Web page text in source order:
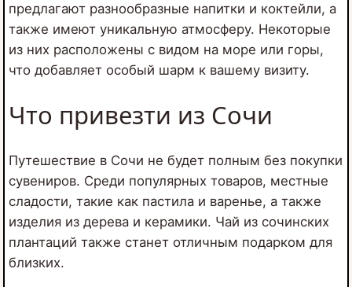
предлагают разнообразные напитки и коктейли, а
также имеют уникальную атмосферу. Некоторые
из них расположены с видом на море или горы,
что добавляет особый шарм к вашему визиту.
Что привезти из Сочи
Путешествие в Сочи не будет полным без покупки
сувениров. Среди популярных товаров, местные
сладости, такие как пастила и варенье, а также
изделия из дерева и керамики. Чай из сочинских
плантаций также станет отличным подарком для
близких.